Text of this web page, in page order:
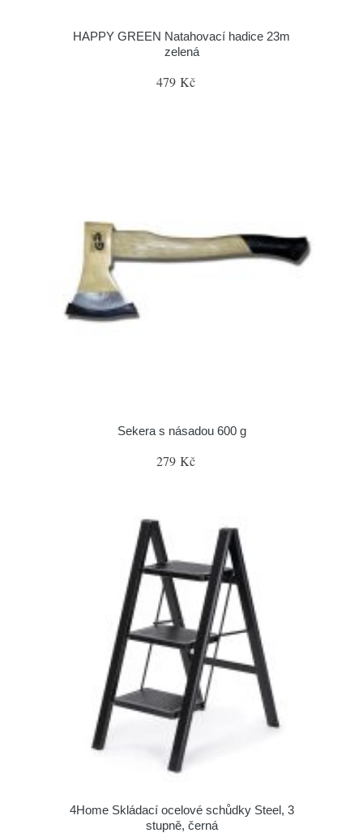
HAPPY GREEN Natahovací hadice 23m
zelená
479 Kč
Sekera s násadou 600 g
279 Kč
4Home Skládací ocelové schůdky Steel, 3
stupně, černá